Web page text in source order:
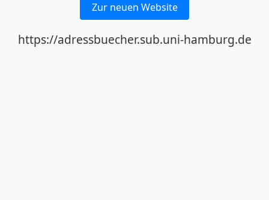
Zur neuen Website
https://adressbuecher.sub.uni-hamburg.de